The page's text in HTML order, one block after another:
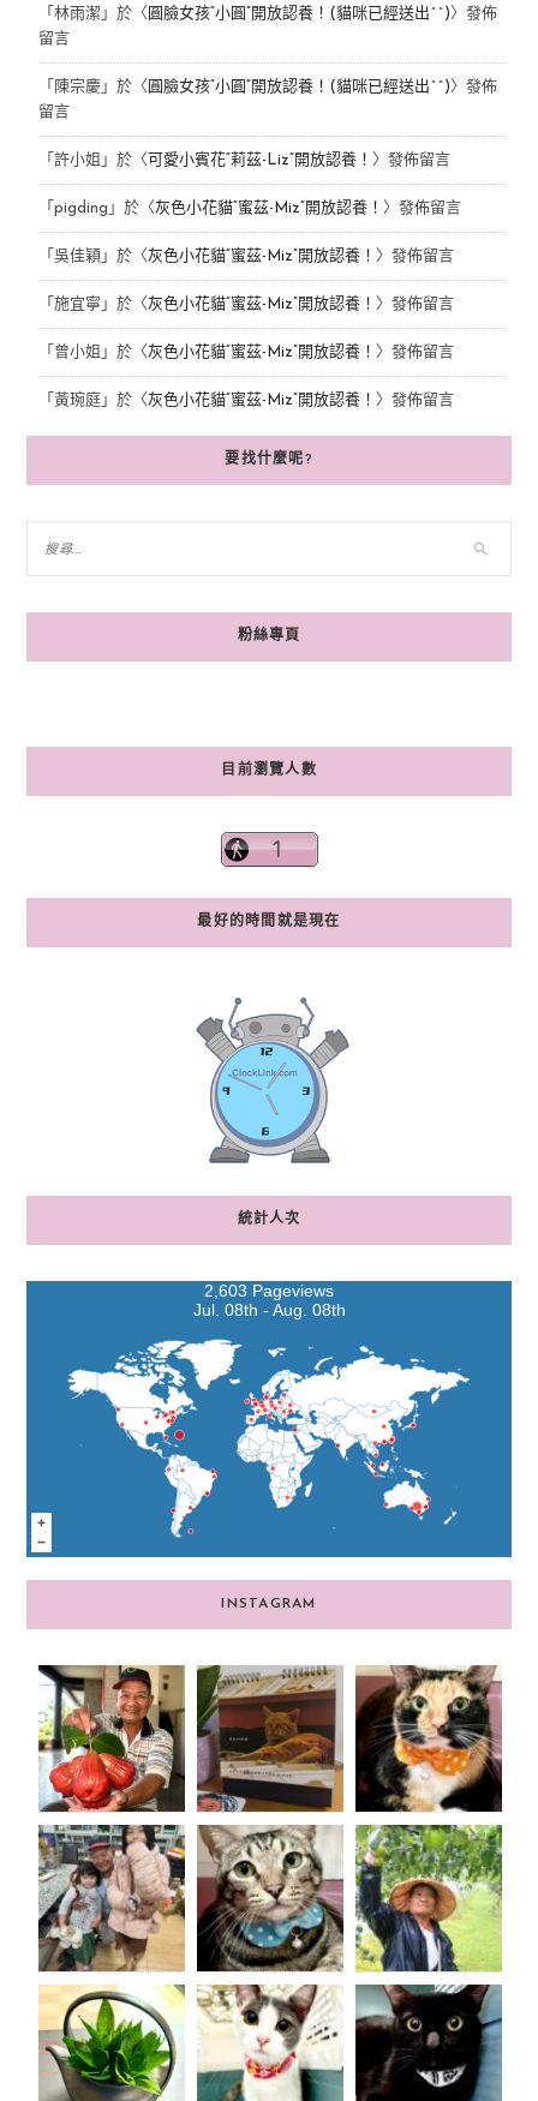
「 林雨潔 」於〈 圓臉女孩“小圓”開放認養！(貓咪已經送出^^) 〉發佈
留言
「 陳宗慶」於〈 圓臉女孩“小圓”開放認養！(貓咪已經送出^^) 〉發佈
留言
「 許小姐 」於〈 可愛小賓花“莉茲-Liz”開放認養！ 〉發佈留言
「 pigding 」於〈 灰色小花貓“蜜茲-Miz”開放認養！ 〉發佈留言
「 吳佳穎 」於〈 灰色小花貓“蜜茲-Miz”開放認養！ 〉發佈留言
「 施宜寧 」於〈 灰色小花貓“蜜茲-Miz”開放認養！ 〉發佈留言
「 曾小姐 」於〈 灰色小花貓“蜜茲-Miz”開放認養！ 〉發佈留言
「 黃琬庭」於〈 灰色小花貓“蜜茲-Miz”開放認養！ 〉發佈留言
要找什麼呢?
粉絲專頁
目前瀏覽人數
最好的時間就是現在
統計人次
2,603 Pageviews
Jul. 08th - Aug. 08th
INSTAGRAM